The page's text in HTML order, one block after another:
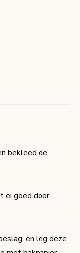
bekleed de
ei goed door
en leg deze